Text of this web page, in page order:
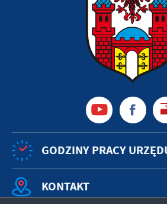
GODZINY PRACY
KONTAKT